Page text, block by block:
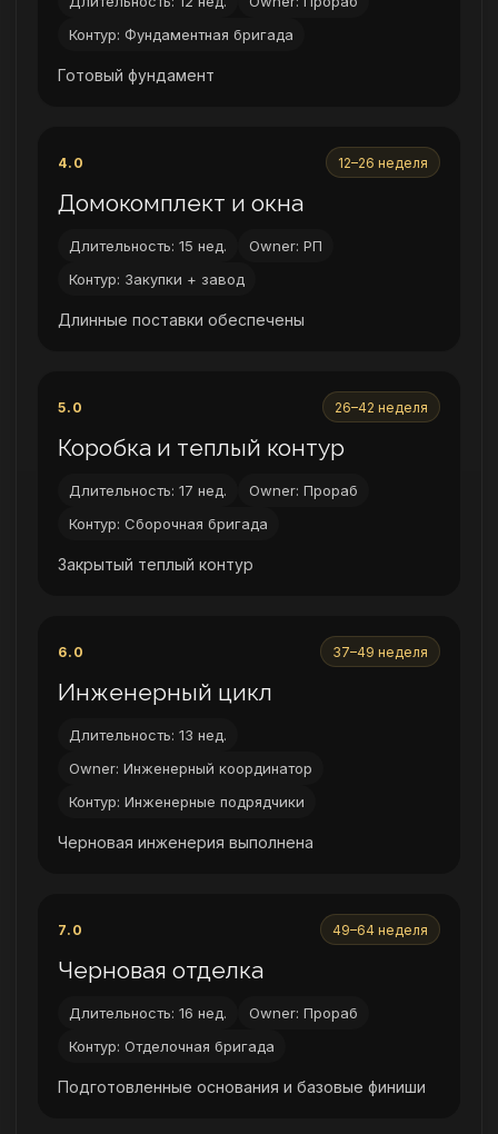
Контур: Фундаментная бригада
Готовый фундамент
4.0 12–26 неделя
Домокомплект и окна
Длительность: 15 нед.
Owner: РП
Контур: Закупки + завод
Длинные поставки обеспечены
5.0 26–42 неделя
Коробка и теплый контур
Длительность: 17 нед.
Owner: Прораб
Контур: Сборочная бригада
Закрытый теплый контур
6.0 37–49 неделя
Инженерный цикл
Длительность: 13 нед.
Owner: Инженерный координатор
Контур: Инженерные подрядчики
Черновая инженерия выполнена
7.0 49–64 неделя
Черновая отделка
Длительность: 16 нед.
Owner: Прораб
Контур: Отделочная бригада
Подготовленные основания и базовые финиши